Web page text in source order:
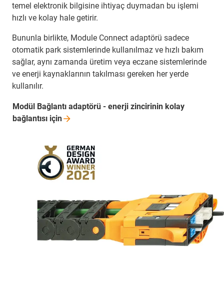
temel elektronik bilgisine ihtiyaç duymadan bu işlemi
hızlı ve kolay hale getirir.
Bununla birlikte, Module Connect adaptörü sadece
otomatik park sistemlerinde kullanılmaz ve hızlı bakım
sağlar, aynı zamanda üretim veya eczane sistemlerinde
ve enerji kaynaklarının takılması gereken her yerde
kullanılır.
Modül Bağlantı adaptörü - enerji zincirinin kolay
bağlantısı için